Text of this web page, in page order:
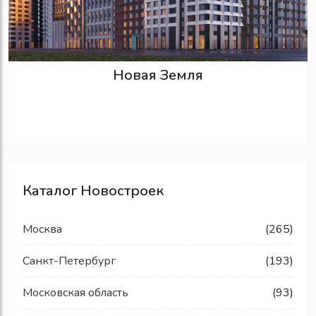
Новая Земля
Каталог Новостроек
Москва (265)
Санкт-Петербург (193)
Московская область (93)